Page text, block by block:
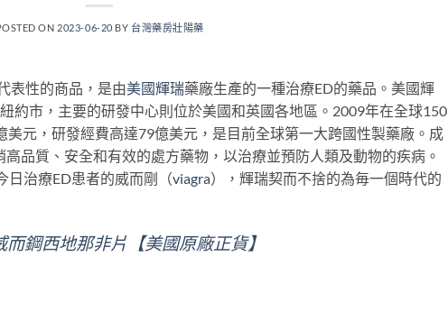
ON 2023-06-20 BY 台灣藥房壯陽藥
表性的商品，是由美國輝瑞藥廠生產的一種治療ED的藥品。美國輝
約市，主要的研發中心則位於美國和英國各地區。2009年在全球150
元，研發經費高達79億美元，是目前全球第一大跨國性製藥廠。成
品質、安全和有效的處方藥物，以治療並預防人類及動物的疾病。
日治療ED患者的威而剛（viagra），輝瑞契而不捨的為毎一個時代的
鋼西地那非片【美國原廠正貨】